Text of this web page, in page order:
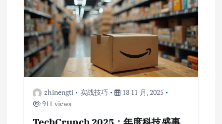
zhinengti 实战技巧
18 11 月, 2025
911 views